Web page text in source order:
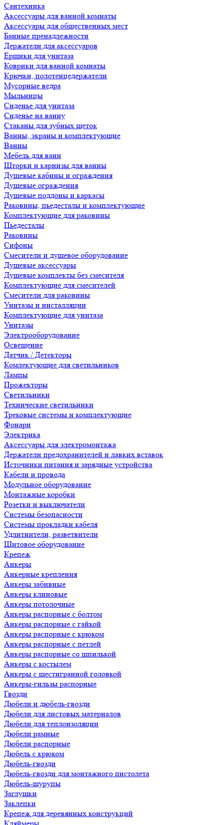
Сантехника
Аксессуары для ванной комнаты
Аксессуары для общественных мест
Банные пренадлежности
Держатели для аксессуаров
Ёршики для унитаза
Коврики для ванной комнаты
Крючки, полотенцедержатели
Мусорные ведра
Мыльницы
Сиденье для унитаза
Сиденье на ванну
Стаканы для зубных щеток
Ванны, экраны и комплектующие
Ванны
Мебель для ванн
Шторки и карнизы для ванны
Душевые кабины и ограждения
Душевые ограждения
Душевые поддоны и каркасы
Раковины, пьедесталы и комплектующие
Комплектующие для раковины
Пьедесталы
Раковины
Сифоны
Смесители и душевое оборудование
Душевые аксессуары
Душевые комплекты без смесителя
Комплектующие для смесителей
Смесители для раковины
Унитазы и инсталляции
Комплектующие для унитаза
Унитазы
Электрооборудование
Освещение
Датчик / Детекторы
Комлектующие для светильников
Лампы
Прожекторы
Светильники
Технические светильники
Трековые системы и комплектующие
Фонари
Электрика
Аксессуары для электромонтажа
Держатели предохранителей и лавких вставок
Источники питания и зарядные устройства
Кабели и провода
Модульное оборудование
Монтажные коробки
Розетки и выключатели
Системы безопасности
Системы прокладки кабеля
Удлитнители, разветвители
Щитовое оборудование
Крепеж
Анкеры
Анкерные крепления
Анкеры забивные
Анкеры клиновые
Анкеры потолочные
Анкеры распорные с болтом
Анкеры распорные с гайкой
Анкеры распорные с крюком
Анкеры распорные с петлей
Анкеры распорные со шпилькой
Анкеры с костылем
Анкеры с шестигранной головкой
Анкеры-гильзы распорные
Гвозди
Дюбели и дюбель-гвозди
Дюбели для листовых материалов
Дюбели для теплоизоляции
Дюбели рамные
Дюбели распорные
Дюбель с крюком
Дюбель-гвозди
Дюбель-гвозди для монтажного пистолета
Дюбель-шурупы
Заглушки
Заклепки
Крепеж для деревянных конструкций